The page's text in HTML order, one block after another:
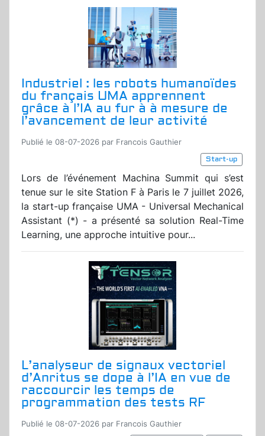
Industriel : les robots humanoïdes
du français UMA apprennent
grâce à l’IA au fur à à mesure de
l’avancement de leur activité
Publié le 08-07-2026 par Francois Gauthier
Start-up
Lors de l’événement Machina Summit qui s’est
tenue sur le site Station F à Paris le 7 juillet 2026,
la start-up française UMA - Universal Mechanical
Assistant (*) - a présenté sa solution Real-Time
Learning, une approche intuitive pour...
L’analyseur de signaux vectoriel
d’Anritus se dope à l’IA en vue de
raccourcir les temps de
programmation des tests RF
Publié le 08-07-2026 par Francois Gauthier